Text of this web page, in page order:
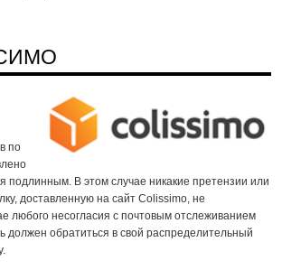
по
подлинным. В этом случае никакие претензии или
доставленную на сайт Colissimo, не
любого несогласия с почтовым отслеживанием
должен обратиться в свой распределительный